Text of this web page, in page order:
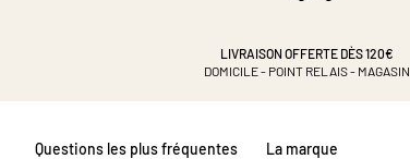
LIVRAISON OFFERTE DÈS 120€
DOMICILE - POINT RELAIS - MAGASIN
Questions les plus fréquentes La marque